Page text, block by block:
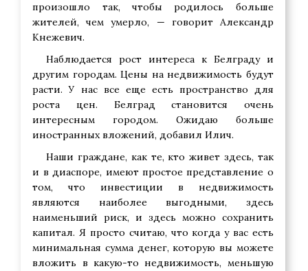
произошло так, чтобы родилось больше
жителей, чем умерло, — говорит Александр
Кнежевич.
Наблюдается рост интереса к Белграду и
другим городам. Цены на недвижимость будут
расти. У нас все еще есть пространство для
роста цен. Белград становится очень
интересным городом. Ожидаю больше
иностранных вложений, добавил Илич.
Наши граждане, как те, кто живет здесь, так
и в диаспоре, имеют простое представление о
том, что инвестиции в недвижимость
являются наиболее выгодными, здесь
наименьший риск, и здесь можно сохранить
капитал. Я просто считаю, что когда у вас есть
минимальная сумма денег, которую вы можете
вложить в какую-то недвижимость, меньшую